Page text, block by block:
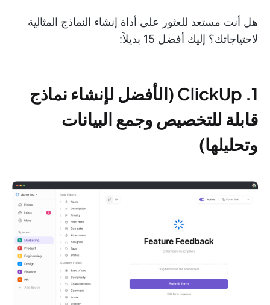
هل أنت مستعد للعثور على أداة إنشاء النماذج المثالية
لاحتياجاتك؟ إليك أفضل 15 بديلاً:
1. ClickUp (الأفضل لإنشاء نماذج
قابلة للتخصيص وجمع البيانات
وتحليلها)